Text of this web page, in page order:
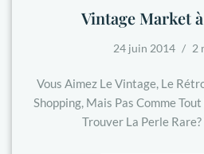
Vintage Market
24 juin 2014 2
Vous Aimez Le Vintage, Le
Shopping, Mais Pas Comme
Trouver La Perle